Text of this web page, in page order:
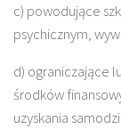
c) powodujące
psychicznym,
d) ograniczające
środków
uzyskania